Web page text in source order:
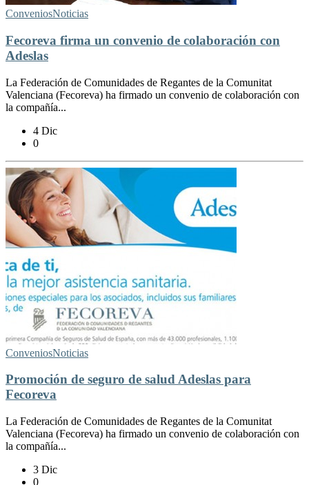
ConveniosNoticias
Fecoreva firma un convenio de colaboración con
Adeslas
La Federación de Comunidades de Regantes de la Comunitat
Valenciana (Fecoreva) ha firmado un convenio de colaboración con
la compañía...
4 Dic
0
ConveniosNoticias
Promoción de seguro de salud Adeslas para
Fecoreva
La Federación de Comunidades de Regantes de la Comunitat
Valenciana (Fecoreva) ha firmado un convenio de colaboración con
la compañía...
3 Dic
0